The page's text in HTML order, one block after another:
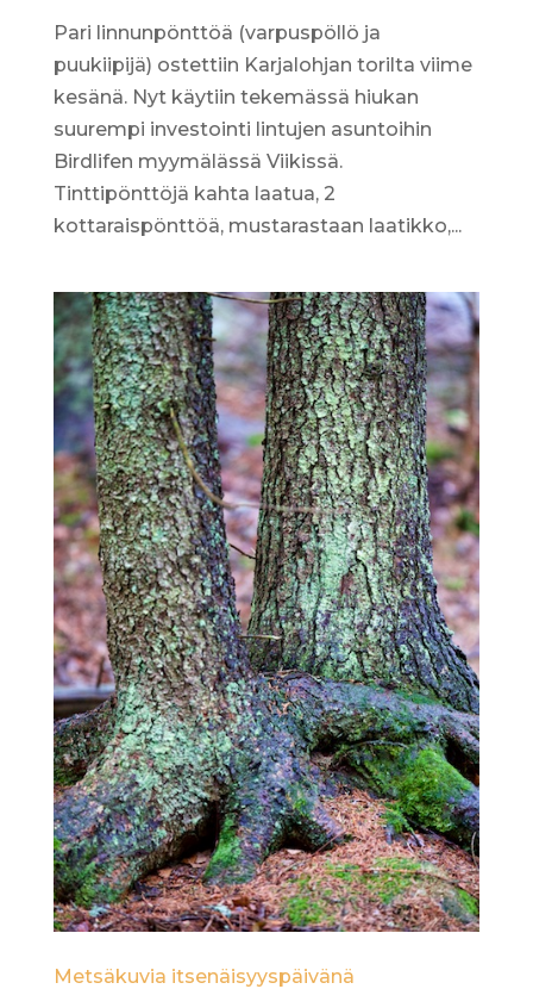
Pari linnunpönttöä (varpuspöllö ja
puukiipijä) ostettiin Karjalohjan torilta viime
kesänä. Nyt käytiin tekemässä hiukan
suurempi investointi lintujen asuntoihin
Birdlifen myymälässä Viikissä.
Tinttipönttöjä kahta laatua, 2
kottaraispönttöä, mustarastaan laatikko,...
Metsäkuvia itsenäisyyspäivänä